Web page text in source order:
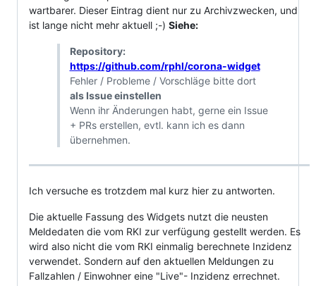
wartbarer. Dieser Eintrag dient nur zu Archivzwecken, und
ist lange nicht mehr aktuell ;-) Siehe:
Repository:
https://github.com/rphl/corona-widget
Fehler / Probleme / Vorschläge bitte dort
als Issue einstellen
Wenn ihr Änderungen habt, gerne ein Issue
+ PRs erstellen, evtl. kann ich es dann
übernehmen.
Ich versuche es trotzdem mal kurz hier zu antworten.
Die aktuelle Fassung des Widgets nutzt die neusten
Meldedaten die vom RKI zur verfügung gestellt werden. Es
wird also nicht die vom RKI einmalig berechnete Inzidenz
verwendet. Sondern auf den aktuellen Meldungen zu
Fallzahlen / Einwohner eine "Live"- Inzidenz errechnet.